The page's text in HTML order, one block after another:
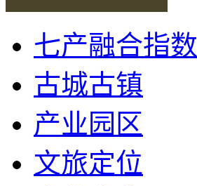
七产融合指数
古城古镇
产业园区
文旅定位